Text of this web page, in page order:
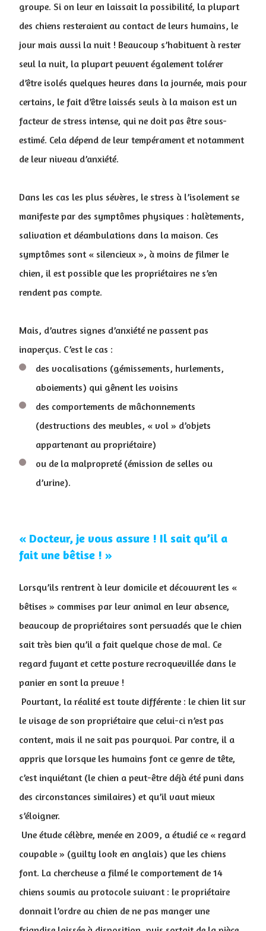
groupe. Si on leur en laissait la possibilité, la plupart
des chiens resteraient au contact de leurs humains, le
jour mais aussi la nuit ! Beaucoup s’habituent à rester
seul la nuit, la plupart peuvent également tolérer
d’être isolés quelques heures dans la journée, mais pour
certains, le fait d’être laissés seuls à la maison est un
facteur de stress intense, qui ne doit pas être sous-
estimé. Cela dépend de leur tempérament et notamment
de leur niveau d’anxiété.
Dans les cas les plus sévères, le stress à l’isolement se
manifeste par des symptômes physiques : halètements,
salivation et déambulations dans la maison. Ces
symptômes sont « silencieux », à moins de filmer le
chien, il est possible que les propriétaires ne s’en
rendent pas compte.
Mais, d’autres signes d’anxiété ne passent pas
inaperçus. C’est le cas :
des vocalisations (gémissements, hurlements,
aboiements) qui gênent les voisins
des comportements de mâchonnements
(destructions des meubles, « vol » d’objets
appartenant au propriétaire)
ou de la malpropreté (émission de selles ou
d’urine).
« Docteur, je vous assure ! Il sait qu’il a
fait une bêtise ! »
Lorsqu’ils rentrent à leur domicile et découvrent les «
bêtises » commises par leur animal en leur absence,
beaucoup de propriétaires sont persuadés que le chien
sait très bien qu’il a fait quelque chose de mal. Ce
regard fuyant et cette posture recroquevillée dans le
panier en sont la preuve !
Pourtant, la réalité est toute différente : le chien lit sur
le visage de son propriétaire que celui-ci n’est pas
content, mais il ne sait pas pourquoi. Par contre, il a
appris que lorsque les humains font ce genre de tête,
c’est inquiétant (le chien a peut-être déjà été puni dans
des circonstances similaires) et qu’il vaut mieux
s’éloigner.
Une étude célèbre, menée en 2009, a étudié ce « regard
coupable » (guilty look en anglais) que les chiens
font. La chercheuse a filmé le comportement de 14
chiens soumis au protocole suivant : le propriétaire
donnait l’ordre au chien de ne pas manger une